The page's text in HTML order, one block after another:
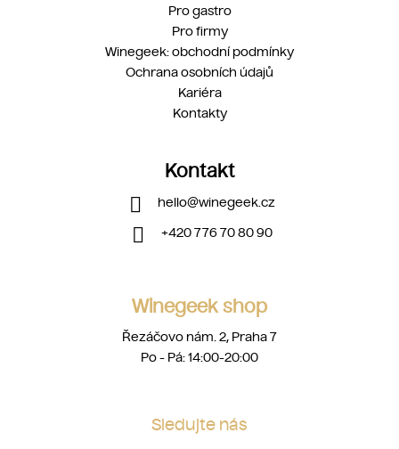
Pro gastro
Pro firmy
Winegeek: obchodní podmínky
Ochrana osobních údajů
Kariéra
Kontakty
Kontakt
hello@winegeek.cz
+420 776 70 80 90
Winegeek shop
Řezáčovo nám. 2, Praha 7
Po - Pá: 14:00-20:00
Sledujte nás